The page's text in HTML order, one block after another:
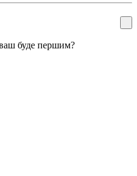
буде першим?